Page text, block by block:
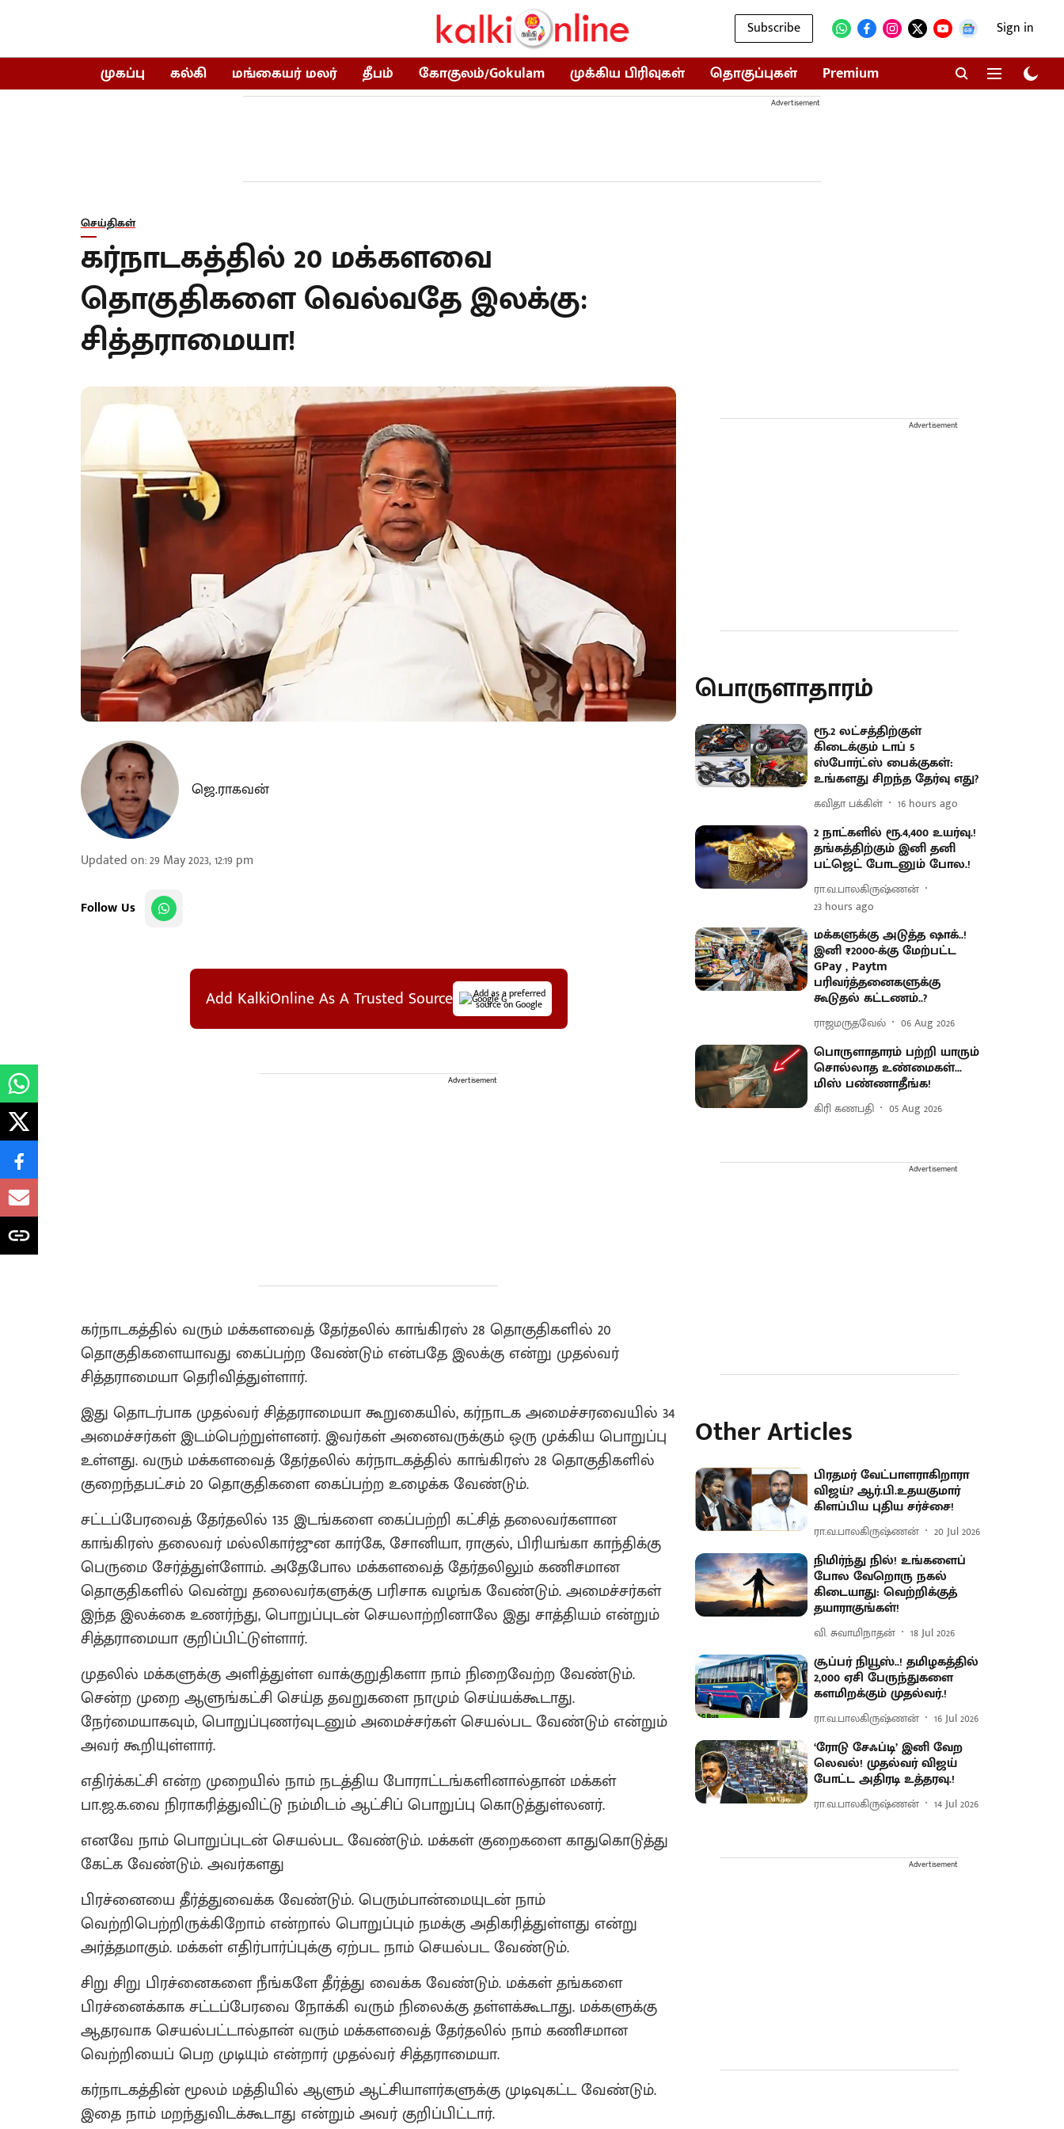
Subscribe Sign in
முகப்பு கல்கி மங்கையர் மலர் தீபம் கோகுலம்/Gokulam முக்கிய பிரிவுகள் தொகுப்புகள் Premium
Advertisement
செய்திகள்
கர்நாடகத்தில் 20 மக்களவை
தொகுதிகளை வெல்வதே இலக்கு:
சித்தராமையா!
ஜெ.ராகவன்
Updated on:29 May 2023, 12:19 pm
Follow Us
Add KalkiOnline As A Trusted Source Add as a preferred
source on Google
Advertisement
கர்நாடகத்தில் வரும் மக்களவைத் தேர்தலில் காங்கிரஸ் 28 தொகுதிகளில் 20
தொகுதிகளையாவது கைப்பற்ற வேண்டும் என்பதே இலக்கு என்று முதல்வர்
சித்தராமையா தெரிவித்துள்ளார்.
இது தொடர்பாக முதல்வர் சித்தராமையா கூறுகையில், கர்நாடக அமைச்சரவையில் 34
அமைச்சர்கள் இடம்பெற்றுள்ளனர். இவர்கள் அனைவருக்கும் ஒரு முக்கிய பொறுப்பு
உள்ளது. வரும் மக்களவைத் தேர்தலில் கர்நாடகத்தில் காங்கிரஸ் 28 தொகுதிகளில்
குறைந்தபட்சம் 20 தொகுதிகளை கைப்பற்ற உழைக்க வேண்டும்.
சட்டப்பேரவைத் தேர்தலில் 135 இடங்களை கைப்பற்றி கட்சித் தலைவர்களான
காங்கிரஸ் தலைவர் மல்லிகார்ஜுன கார்கே, சோனியா, ராகுல், பிரியங்கா காந்திக்கு
பெருமை சேர்த்துள்ளோம். அதேபோல மக்களவைத் தேர்தலிலும் கணிசமான
தொகுதிகளில் வென்று தலைவர்களுக்கு பரிசாக வழங்க வேண்டும். அமைச்சர்கள்
இந்த இலக்கை உணர்ந்து, பொறுப்புடன் செயலாற்றினாலே இது சாத்தியம் என்றும்
சித்தராமையா குறிப்பிட்டுள்ளார்.
முதலில் மக்களுக்கு அளித்துள்ள வாக்குறுதிகளா நாம் நிறைவேற்ற வேண்டும்.
சென்ற முறை ஆளுங்கட்சி செய்த தவறுகளை நாமும் செய்யக்கூடாது.
நேர்மையாகவும், பொறுப்புணர்வுடனும் அமைச்சர்கள் செயல்பட வேண்டும் என்றும்
அவர் கூறியுள்ளார்.
எதிர்க்கட்சி என்ற முறையில் நாம் நடத்திய போராட்டங்களினால்தான் மக்கள்
பா.ஜ.க.வை நிராகரித்துவிட்டு நம்மிடம் ஆட்சிப் பொறுப்பு கொடுத்துள்லனர்.
எனவே நாம் பொறுப்புடன் செயல்பட வேண்டும். மக்கள் குறைகளை காதுகொடுத்து
கேட்க வேண்டும். அவர்களது
பிரச்னையை தீர்த்துவைக்க வேண்டும். பெரும்பான்மையுடன் நாம்
வெற்றிபெற்றிருக்கிறோம் என்றால் பொறுப்பும் நமக்கு அதிகரித்துள்ளது என்று
அர்த்தமாகும். மக்கள் எதிர்பார்ப்புக்கு ஏற்பட நாம் செயல்பட வேண்டும்.
சிறு சிறு பிரச்னைகளை நீங்களே தீர்த்து வைக்க வேண்டும். மக்கள் தங்களை
பிரச்னைக்காக சட்டப்பேரவை நோக்கி வரும் நிலைக்கு தள்ளக்கூடாது. மக்களுக்கு
ஆதரவாக செயல்பட்டால்தான் வரும் மக்களவைத் தேர்தலில் நாம் கணிசமான
வெற்றியைப் பெற முடியும் என்றார் முதல்வர் சித்தராமையா.
கர்நாடகத்தின் மூலம் மத்தியில் ஆளும் ஆட்சியாளர்களுக்கு முடிவுகட்ட வேண்டும்.
இதை நாம் மறந்துவிடக்கூடாது என்றும் அவர் குறிப்பிட்டார்.
Advertisement
பொருளாதாரம்
ரூ.2 லட்சத்திற்குள்
கிடைக்கும் டாப் 5
ஸ்போர்ட்ஸ் பைக்குகள்:
உங்களது சிறந்த தேர்வு எது?
கவிதா பக்கிள் 16 hours ago
2 நாட்களில் ரூ.4,400 உயர்வு.!
தங்கத்திற்கும் இனி தனி
பட்ஜெட் போடனும் போல.!
ரா.வ.பாலகிருஷ்ணன்
23 hours ago
மக்களுக்கு அடுத்த ஷாக்..!
இனி ₹2000-க்கு மேற்பட்ட
GPay , Paytm
பரிவர்த்தனைகளுக்கு
கூடுதல் கட்டணம்..?
ராஜமருதவேல் 06 Aug 2026
பொருளாதாரம் பற்றி யாரும்
சொல்லாத உண்மைகள்...
மிஸ் பண்ணாதீங்க!
கிரி கணபதி 05 Aug 2026
Advertisement
Other Articles
பிரதமர் வேட்பாளராகிறாரா
விஜய்? ஆர்.பி.உதயகுமார்
கிளப்பிய புதிய சர்ச்சை!
ரா.வ.பாலகிருஷ்ணன் 20 Jul 2026
நிமிர்ந்து நில்! உங்களைப்
போல வேறொரு நகல்
கிடையாது: வெற்றிக்குத்
தயாராகுங்கள்!
வி. சுவாமிநாதன் 18 Jul 2026
சூப்பர் நியூஸ்..! தமிழகத்தில்
2,000 ஏசி பேருந்துகளை
களமிறக்கும் முதல்வர்.!
ரா.வ.பாலகிருஷ்ணன் 16 Jul 2026
​‘ரோடு சேஃப்டி’ இனி வேற
லெவல்! முதல்வர் விஜய்
போட்ட அதிரடி உத்தரவு.!
ரா.வ.பாலகிருஷ்ணன் 14 Jul 2026
Advertisement